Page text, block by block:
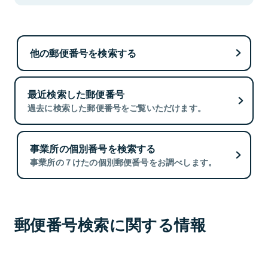
他の郵便番号を検索する
最近検索した郵便番号
過去に検索した郵便番号をご覧いただけます。
事業所の個別番号を検索する
事業所の７けたの個別郵便番号をお調べします。
郵便番号検索に関する情報